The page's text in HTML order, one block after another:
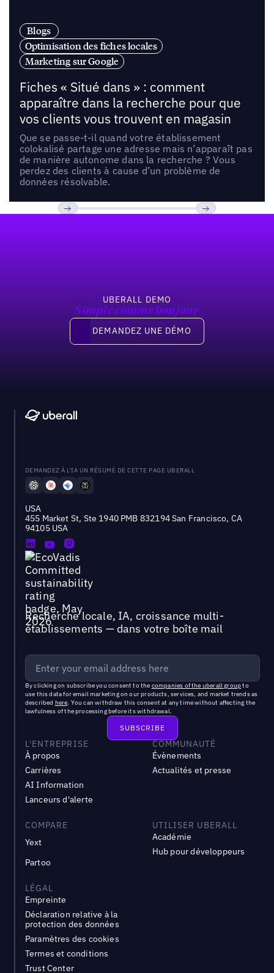
Blogs
Optimisation des fiches locales
Marketing sur Google
Fiches « Situé dans » : comment
apparaître dans la recherche pour que
vos clients vous trouvent en magasin
Que se passe-t-il quand votre établissement
colokalisé partage une adresse mais n’apparaît pas
de manière autonome dans la recherche ? Vous
perdez des clients à cause d’un problème de
données résolvable.
UBERALL DEMO
Simple comme bonjour
Demandez une démo
DEMANDEZ UNE DÉMO
DEMANDEZ À L'IA UN RÉSUMÉ DE CETTE PAGE UBERALL
USA
455 Market St, Ste 1940 PMB 832194 San Francisco, CA
94105 USA
Recherche locale, IA, croissance multi-
établissements — dans votre boîte mail
By clicking on subscribe you consent to the companies of the uberall groupto
use this data for email marketing on our products, services, and market trends as
described here. You can withdraw this consent at any time without affecting the
lawfulness of the processing before its withdrawal.
L'ENTREPRISE
À propos
Carrières
AI Information
Lanceurs d'alerte
COMMUNAUTÉ
Évènements
Actualités et presse
COMPARE
Yext
Partoo
UTILISER UBERALL
Académie
Hub pour développeurs
LÉGAL
Empreinte
Déclaration relative à la
protection des données
Paramètres des cookies
Termes et conditions
Trust Center